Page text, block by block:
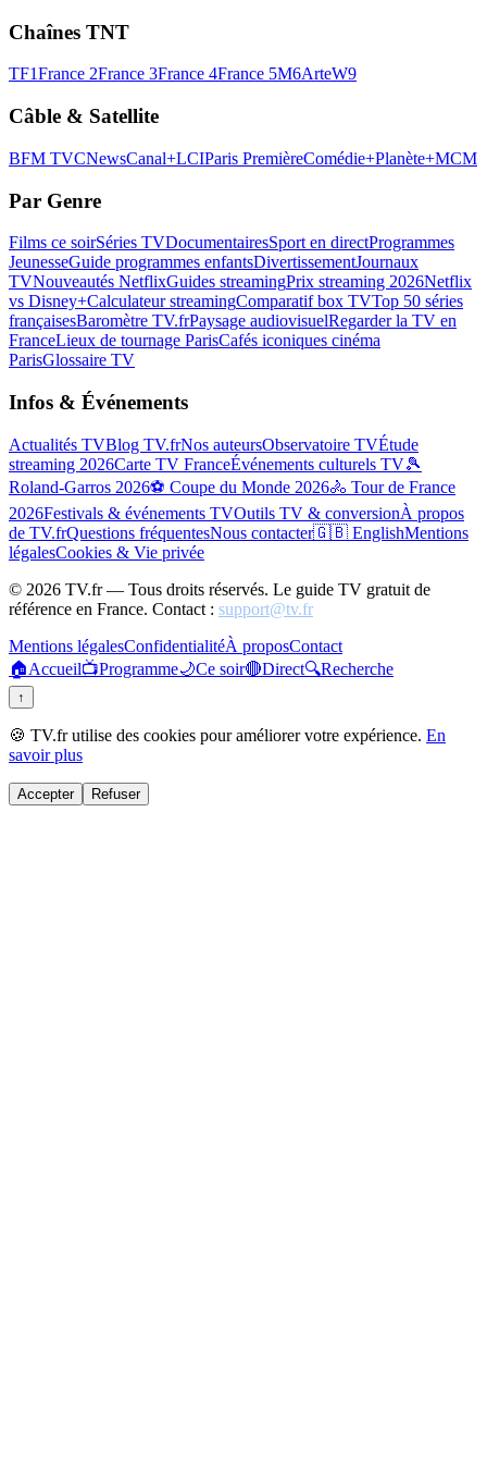
Chaînes TNT
TF1France 2France 3France 4France 5M6ArteW9
Câble & Satellite
BFM TVCNewsCanal+LCIParis PremièreComédie+Planète+MCM
Par Genre
Films ce soirSéries TVDocumentairesSport en directProgrammes
JeunesseGuide programmes enfantsDivertissementJournaux
TVNouveautés NetflixGuides streamingPrix streaming 2026Netflix
vs Disney+Calculateur streamingComparatif box TVTop 50 séries
françaisesBaromètre TV.frPaysage audiovisuelRegarder la TV en
FranceLieux de tournage ParisCafés iconiques cinéma
ParisGlossaire TV
Infos & Événements
Actualités TVBlog TV.frNos auteursObservatoire TVÉtude
streaming 2026Carte TV FranceÉvénements culturels TV🎾
Roland-Garros 2026⚽ Coupe du Monde 2026🚴 Tour de France
2026Festivals & événements TVOutils TV & conversionÀ propos
de TV.frQuestions fréquentesNous contacter🇬🇧 EnglishMentions
légalesCookies & Vie privée
© 2026 TV.fr — Tous droits réservés. Le guide TV gratuit de
référence en France. Contact : support@tv.fr
Mentions légalesConfidentialitéÀ proposContact
🏠Accueil📺Programme🌙Ce soir🔴Direct🔍Recherche
↑
🍪 TV.fr utilise des cookies pour améliorer votre expérience. En
savoir plus
Accepter Refuser